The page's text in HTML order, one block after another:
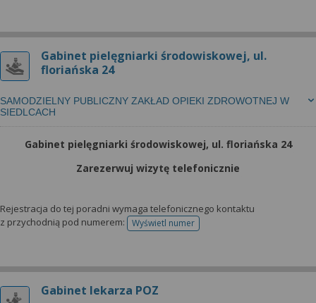
Gabinet pielęgniarki środowiskowej, ul.
floriańska 24
SAMODZIELNY PUBLICZNY ZAKŁAD OPIEKI ZDROWOTNEJ W
SIEDLCACH
Gabinet pielęgniarki środowiskowej, ul. floriańska 24
Zarezerwuj wizytę telefonicznie
Rejestracja do tej poradni wymaga telefonicznego kontaktu
z przychodnią pod numerem:
Wyświetl numertelefonu do rejestracji
Gabinet lekarza POZ